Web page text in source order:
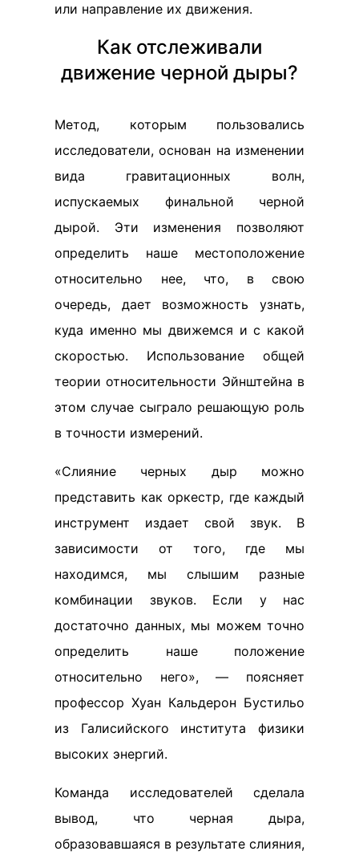
или направление их движения.
Как отслеживали
движение черной дыры?
Метод, которым пользовались
исследователи, основан на изменении
вида гравитационных волн,
испускаемых финальной черной
дырой. Эти изменения позволяют
определить наше местоположение
относительно нее, что, в свою
очередь, дает возможность узнать,
куда именно мы движемся и с какой
скоростью. Использование общей
теории относительности Эйнштейна в
этом случае сыграло решающую роль
в точности измерений.
«Слияние черных дыр можно
представить как оркестр, где каждый
инструмент издает свой звук. В
зависимости от того, где мы
находимся, мы слышим разные
комбинации звуков. Если у нас
достаточно данных, мы можем точно
определить наше положение
относительно него», — поясняет
профессор Хуан Кальдерон Бустильо
из Галисийского института физики
высоких энергий.
Команда исследователей сделала
вывод, что черная дыра,
образовавшаяся в результате слияния,